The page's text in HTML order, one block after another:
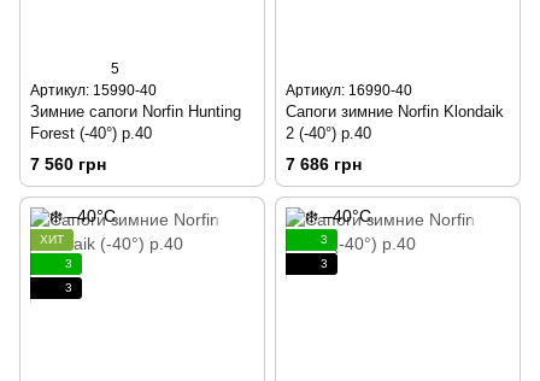
5
Артикул: 15990-40
Зимние сапоги Norfin Hunting
Forest (-40°) р.40
7 560 грн
Артикул: 16990-40
Сапоги зимние Norfin Klondaik
2 (-40°) р.40
7 686 грн
ХИТ
3
3
3
3